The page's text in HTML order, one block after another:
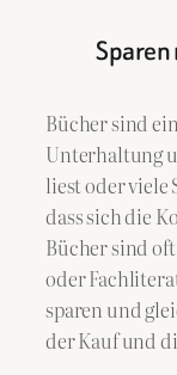
Bücher sind
Unterhaltung
liest oder
dass sich die
Bücher sind
oder
sparen und
der Kauf und